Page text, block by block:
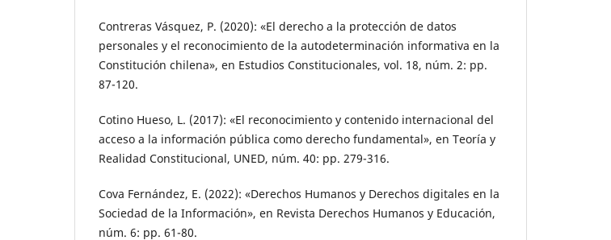
Contreras Vásquez, P. (2020): «El derecho a la protección de datos
personales y el reconocimiento de la autodeterminación informativa en la
Constitución chilena», en Estudios Constitucionales, vol. 18, núm. 2: pp.
87-120.
Cotino Hueso, L. (2017): «El reconocimiento y contenido internacional del
acceso a la información pública como derecho fundamental», en Teoría y
Realidad Constitucional, UNED, núm. 40: pp. 279-316.
Cova Fernández, E. (2022): «Derechos Humanos y Derechos digitales en la
Sociedad de la Información», en Revista Derechos Humanos y Educación,
núm. 6: pp. 61-80.